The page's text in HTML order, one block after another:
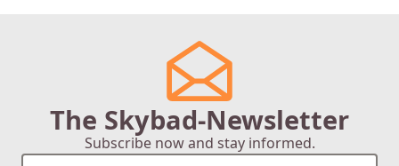
The Skybad-Newsletter
Subscribe now and stay informed.